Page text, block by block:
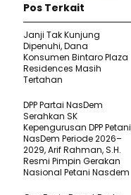
Pos Terkait
Janji Tak Kunjung
Dipenuhi, Dana
Konsumen Bintaro Plaza
Residences Masih
Tertahan
DPP Partai NasDem
Serahkan SK
Kepengurusan DPP Petani
NasDem Periode 2026–
2029, Arif Rahman, S.H.
Resmi Pimpin Gerakan
Nasional Petani Nasdem